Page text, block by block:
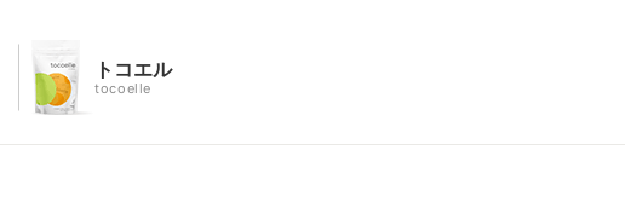
トコエル
tocoelle